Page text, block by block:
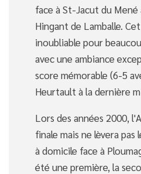
face à St-Jacut du
Hingant de Lamballe.
inoubliable pour
avec une ambiance
score mémorable (6-5
Heurtault à la dernière
Lors des années 2000,
finale mais ne lèvera pas
à domicile face à
été une première, la